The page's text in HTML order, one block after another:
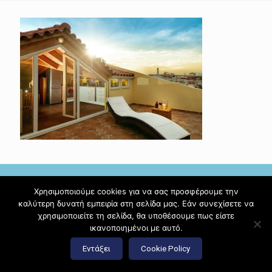
© 2017 Diamante Beach Front Suites Apartment Suites |
Κατασκευή ιστοσελίδωνHi Web
Χρησιμοποιούμε cookies για να σας προσφέρουμε την
καλύτερη δυνατή εμπειρία στη σελίδα μας. Εάν συνεχίσετε να
χρησιμοποιείτε τη σελίδα, θα υποθέσουμε πως είστε
ικανοποιημένοι με αυτό.
Εντάξει Cookie Policy